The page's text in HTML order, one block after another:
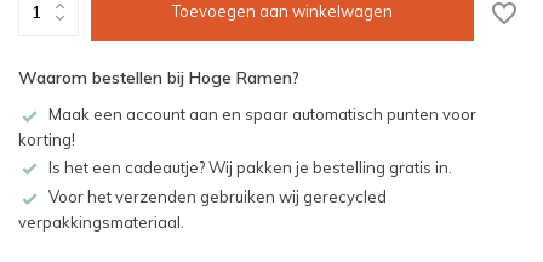
Toevoegen aan winkelwagen
Waarom bestellen bij Hoge Ramen?
Maak een account aan en spaar automatisch punten voor
korting!
Is het een cadeautje? Wij pakken je bestelling gratis in.
Voor het verzenden gebruiken wij gerecycled
verpakkingsmateriaal.